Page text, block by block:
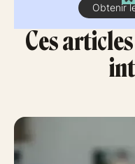
Obtenir
Ces